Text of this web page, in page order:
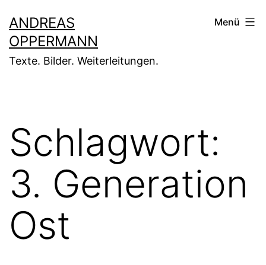
Inhalt
springen
ANDREAS
OPPERMANN
Texte. Bilder. Weiterleitungen.
Menü
Schlagwort:
3. Generation
Ost